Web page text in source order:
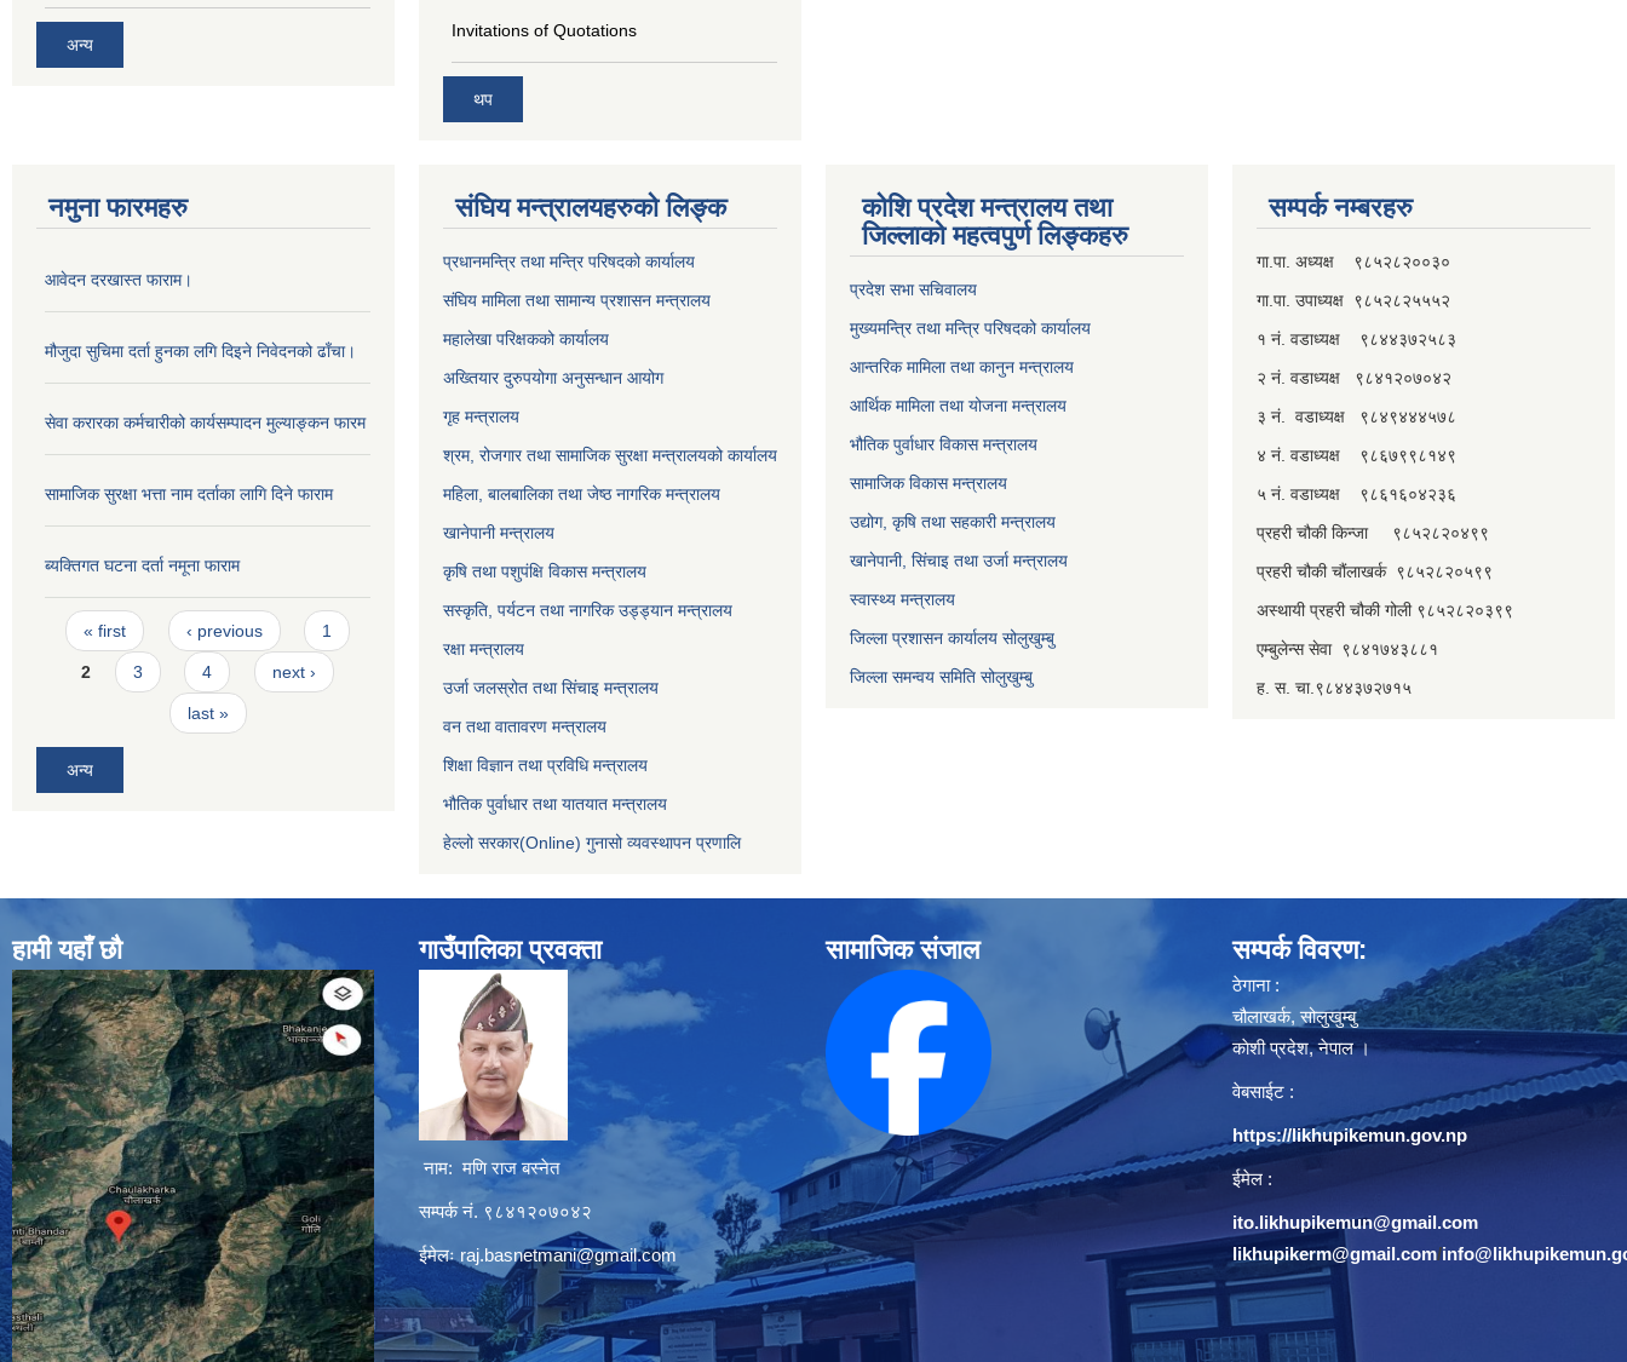
अन्य
Invitations of Quotations
थप
नमुना फारमहरु
आवेदन दरखास्त फाराम।
मौजुदा सुचिमा दर्ता हुनका लगि दिइने निवेदनको ढाँचा।
सेवा करारका कर्मचारीको कार्यसम्पादन मुल्याङ्‍कन फारम
सामाजिक सुरक्षा भत्ता नाम दर्ताका लागि दिने फाराम
ब्यक्तिगत घटना दर्ता नमूना फाराम
Pages
« first ‹ previous 1
2 3 4 next ›
last »
अन्य
संघिय मन्त्रालयहरुको लिङ्‍क
प्रधानमन्त्रि तथा मन्त्रि परिषदको कार्यालय
संघिय मामिला तथा सामान्य प्रशासन मन्त्रालय
महालेखा परिक्षकको कार्यालय
अख्तियार दुरुपयोगा अनुसन्धान आयोग
गृह मन्त्रालय
श्रम, रोजगार तथा सामाजिक सुरक्षा मन्त्रालयको कार्यालय
महिला, बालबालिका तथा जेष्ठ नागरिक मन्त्रालय
खानेपानी मन्त्रालय
कृषि तथा पशुपंक्षि विकास मन्त्रालय
सस्कृति, पर्यटन तथा नागरिक उड्ड्यान मन्त्रालय
रक्षा मन्त्रालय
उर्जा जलस्रोत तथा सिंचाइ मन्‍त्रालय
वन तथा वातावरण मन्त्रालय
शिक्षा विज्ञान तथा प्रविधि मन्त्रालय
भौतिक पुर्वाधार तथा यातयात मन्त्रालय
हेल्लो सरकार(Online) गुनासो व्यवस्थापन प्रणालि
कोशि प्रदेश मन्त्रालय तथा
जिल्लाको महत्वपुर्ण लिङ्कहरु
प्रदेश सभा सचिवालय
मुख्यमन्त्रि तथा मन्त्रि परिषदको कार्यालय
आन्तरिक मामिला तथा कानुन मन्त्रालय
आर्थिक मामिला तथा योजना मन्त्रालय
भौतिक पुर्वाधार विकास मन्त्रालय
सामाजिक विकास मन्त्रालय
उद्योग, कृषि तथा सहकारी मन्त्रालय
खानेपानी, सिंचाइ तथा उर्जा मन्त्रालय
स्वास्थ्य मन्त्रालय
जिल्ला प्रशासन कार्यालय सोलुखुम्बु
जिल्ला समन्वय समिति सोलुखुम्बु
सम्पर्क नम्बरहरु
गा.पा. अध्यक्ष ९८५२८२००३०
गा.पा. उपाध्यक्ष ९८५२८२५५५२
१ नं. वडाध्यक्ष ९८४४३७२५८३
२ नं. वडाध्यक्ष ९८४१२०७०४२
३ नं. वडाध्यक्ष ९८४९४४४५७८
४ नं. वडाध्यक्ष ९८६७९९८१४९
५ नं. वडाध्यक्ष ९८६१६०४२३६
प्रहरी चौकी किन्जा ९८५२८२०४९९
प्रहरी चौकी चौंलाखर्क ९८५२८२०५९९
अस्थायी प्रहरी चौकी गोली ९८५२८२०३९९
एम्बुलेन्स सेवा ९८४१७४३८८१
ह. स. चा.९८४४३७२७१५
हामी यहाँ छौ गाउँपालिका प्रवक्ता
नाम: मणि राज बस्नेत
सम्पर्क नं. ९८४१२०७०४२
ईमेलः raj.basnetmani@gmail.com
सामाजिक संजाल सम्पर्क विवरण:
ठेगाना :
चौलाखर्क, सोलुखुम्बु
काेशी प्रदेश, नेपाल ।
वेबसाईट :
https://likhupikemun.gov.np
ईमेल :
ito.likhupikemun@gmail.com
likhupikerm@gmail.com/